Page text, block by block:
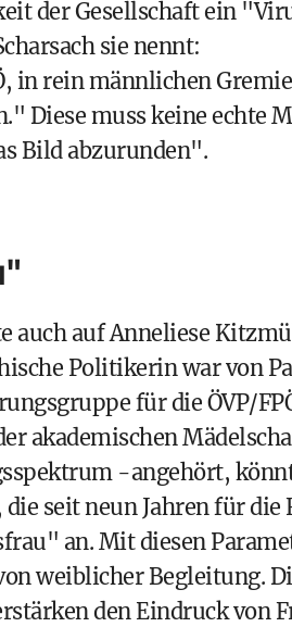
der Gesellschaft ein
sie nennt:
in rein männlichen
Diese muss keine echte
Bild abzurunden".
auch auf Anneliese
Politikerin war von
für die ÖVP/
akademischen
-angehört,
seit neun Jahren für die
an. Mit diesen
weiblicher Begleitung.
den Eindruck von